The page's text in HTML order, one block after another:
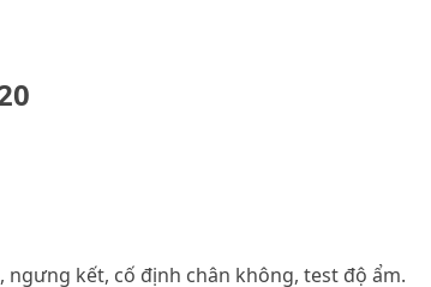
kết, cố định chân không, test độ ẩm.